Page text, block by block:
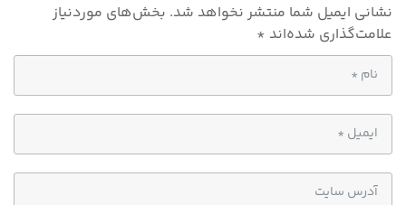
نشانی ایمیل شما منتشر نخواهد شد. بخش‌های موردنیاز
علامت‌گذاری شده‌اند *